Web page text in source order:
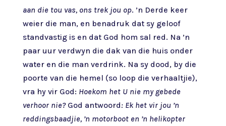
aan die tou vas, ons trek jou op. ’n Derde keer
weier die man, en benadruk dat sy geloof
standvastig is en dat God hom sal red. Na ’n
paar uur verdwyn die dak van die huis onder
water en die man verdrink. Na sy dood, by die
poorte van die hemel (so loop die verhaaltjie),
vra hy vir God: Hoekom het U nie my gebede
verhoor nie?God antwoord: Ek het vir jou ’n
reddingsbaadjie, ’n motorboot en ’n helikopter